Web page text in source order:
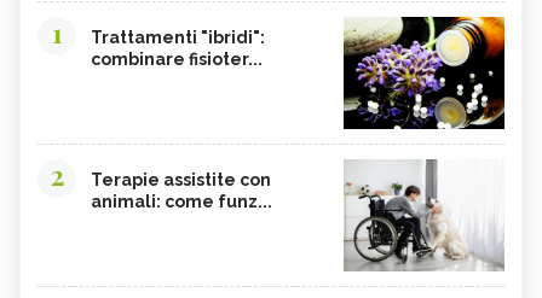
1
Trattamenti "ibridi":
combinare fisioter...
2
Terapie assistite con
animali: come funz...